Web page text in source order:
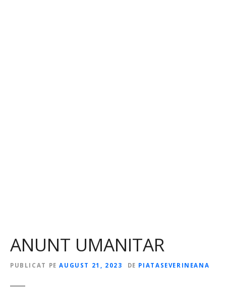
ANUNT UMANITAR
PUBLICAT PE AUGUST 21, 2023 DE PIATASEVERINEANA